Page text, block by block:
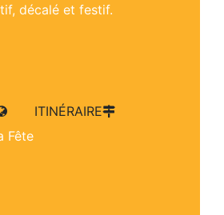
décalé et festif.
ITINÉRAIRE
Fête